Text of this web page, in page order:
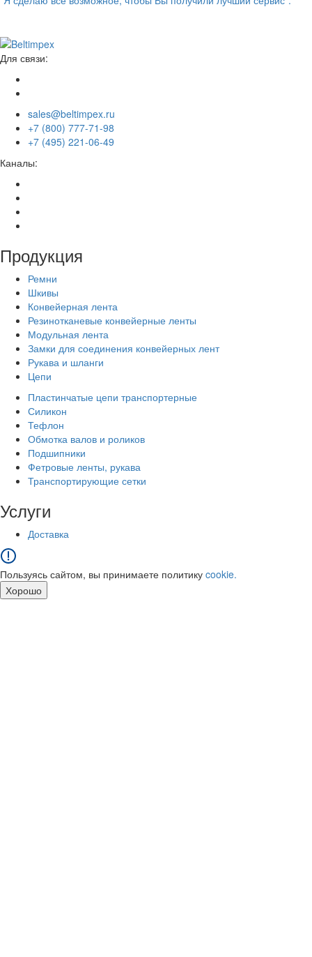
Для связи:
sales@beltimpex.ru
+7 (800) 777-71-98
+7 (495) 221-06-49
Каналы:
Продукция
Ремни
Шкивы
Конвейерная лента
Резинотканевые конвейерные ленты
Модульная лента
Замки для соединения конвейерных лент
Рукава и шланги
Цепи
Пластинчатые цепи транспортерные
Силикон
Тефлон
Обмотка валов и роликов
Подшипники
Фетровые ленты, рукава
Транспортирующие сетки
Услуги
Доставка
Пользуясь сайтом, вы принимаете политику cookie.
Хорошо